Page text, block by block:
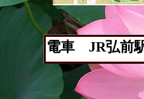
電車 JR弘前